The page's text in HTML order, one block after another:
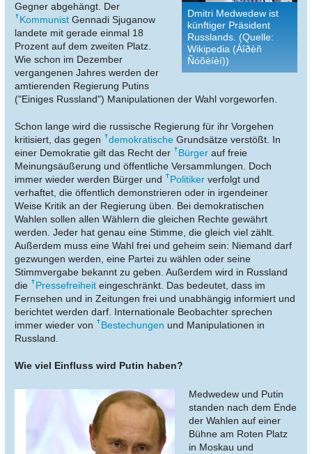
Dmitri Medwedew ist
künftiger Präsident
Russlands. (Quelle:
Wikipedia (Áîðèñ
Ñóõèíèí))
Gegner abgehängt. Der
Kommunist Gennadi Sjuganow
landete mit gerade einmal 18
Prozent auf dem zweiten Platz.
Wie schon im Dezember
vergangenen Jahres werden der
amtierenden Regierung Putins
("Einiges Russland") Manipulationen der Wahl vorgeworfen.
Schon lange wird die russische Regierung für ihr Vorgehen
kritisiert, das gegen
demokratische Grundsätze verstößt. In
einer Demokratie gilt das Recht der Bürger auf freie
Meinungsäußerung und öffentliche Versammlungen. Doch
immer wieder werden Bürger und
Politiker verfolgt und
verhaftet, die öffentlich demonstrieren oder in irgendeiner
Weise Kritik an der Regierung üben. Bei demokratischen
Wahlen sollen allen Wählern die gleichen Rechte gewährt
werden. Jeder hat genau eine Stimme, die gleich viel zählt.
Außerdem muss eine Wahl frei und geheim sein: Niemand darf
gezwungen werden, eine Partei zu wählen oder seine
Stimmvergabe bekannt zu geben. Außerdem wird in Russland
die
Pressefreiheit eingeschränkt. Das bedeutet, dass im
Fernsehen und in Zeitungen frei und unabhängig informiert und
berichtet werden darf. Internationale Beobachter sprechen
immer wieder von
Bestechungen und Manipulationen in
Russland.
Wie viel Einfluss wird Putin haben?
Medwedew und Putin
standen nach dem Ende
der Wahlen auf einer
Bühne am Roten Platz
in Moskau und